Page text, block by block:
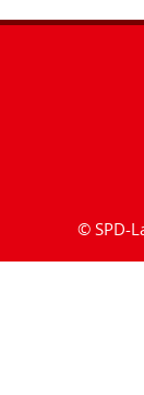
© SPD-